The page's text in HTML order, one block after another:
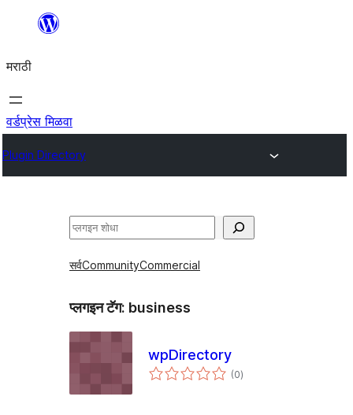
सामुग्रीवर
मराठी
वर्डप्रेस मिळवा
Plugin Directory
शोधा
सर्वCommunityCommercial
प्लगइन टॅग: business
wpDirectory
(0एकूण
मूल्यांकन
)